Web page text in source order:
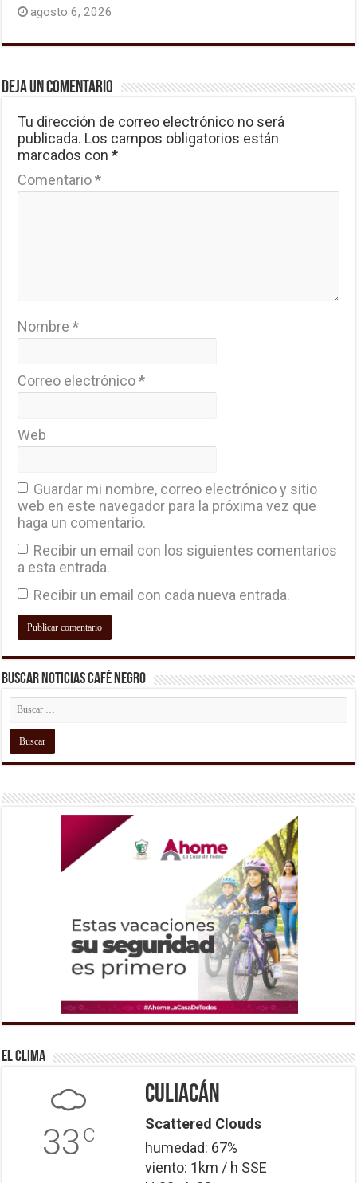
agosto 6, 2026
Deja un comentario
Tu dirección de correo electrónico no será
publicada. Los campos obligatorios están
marcados con*
Comentario*
Nombre*
Correo electrónico*
Web
Guardar mi nombre, correo electrónico y sitio
web en este navegador para la próxima vez que
haga un comentario.
Recibir un email con los siguientes comentarios
a esta entrada.
Recibir un email con cada nueva entrada.
Buscar Noticias Café Negro
El Clima
33 C
Culiacán
Scattered Clouds
humedad: 67%
viento: 1km / h SSE